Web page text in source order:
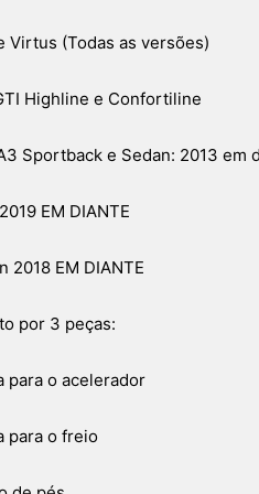
Virtus (Todas as versões)
Highline e Confortiline
Sportback e Sedan: 2013 em
EM DIANTE
2018 EM DIANTE
por 3 peças:
para o acelerador
para o freio